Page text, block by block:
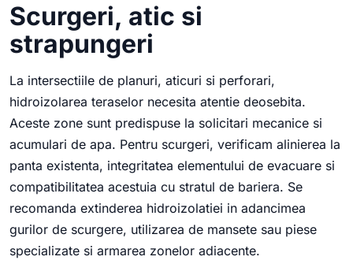
Scurgeri, atic si
strapungeri
La intersectiile de planuri, aticuri si perforari,
hidroizolarea teraselor necesita atentie deosebita.
Aceste zone sunt predispuse la solicitari mecanice si
acumulari de apa. Pentru scurgeri, verificam alinierea la
panta existenta, integritatea elementului de evacuare si
compatibilitatea acestuia cu stratul de bariera. Se
recomanda extinderea hidroizolatiei in adancimea
gurilor de scurgere, utilizarea de mansete sau piese
specializate si armarea zonelor adiacente.